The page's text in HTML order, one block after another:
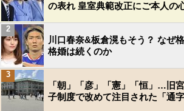
の表れ 皇室典範改正にご本人の
川口春奈&板倉滉もそう？ なぜ
格婚は続くのか
2
「朝」「彦」「憲」「恒」…旧
子制度で改めて注目された「通字
3